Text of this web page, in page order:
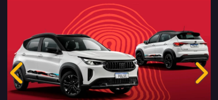
Anterior